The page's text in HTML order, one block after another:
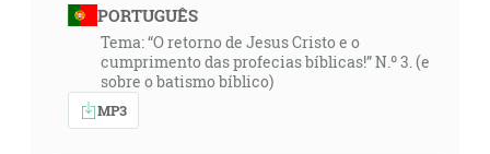
PORTUGUÊS
Tema: “O retorno de Jesus Cristo e o
cumprimento das profecias bíblicas!” N.º 3. (e
sobre o batismo bíblico)
MP3